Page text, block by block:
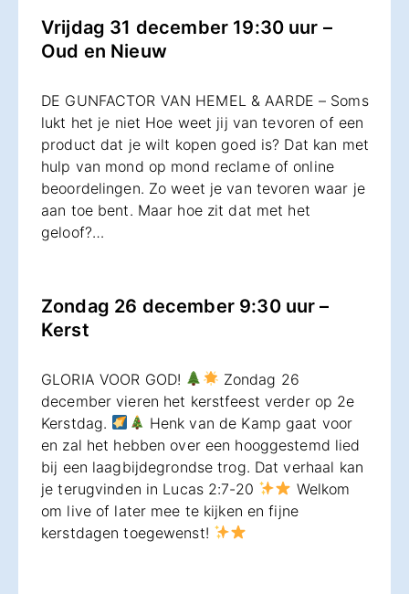
Vrijdag 31 december 19:30 uur –
Oud en Nieuw
DE GUNFACTOR VAN HEMEL & AARDE – Soms
lukt het je niet Hoe weet jij van tevoren of een
product dat je wilt kopen goed is? Dat kan met
hulp van mond op mond reclame of online
beoordelingen. Zo weet je van tevoren waar je
aan toe bent. Maar hoe zit dat met het
geloof?…
Zondag 26 december 9:30 uur –
Kerst
GLORIA VOOR GOD!
Zondag 26
december vieren het kerstfeest verder op 2e
Kerstdag.
Henk van de Kamp gaat voor
en zal het hebben over een hooggestemd lied
bij een laagbijdegrondse trog. Dat verhaal kan
je terugvinden in Lucas 2:7-20
Welkom
om live of later mee te kijken en fijne
kerstdagen toegewenst!